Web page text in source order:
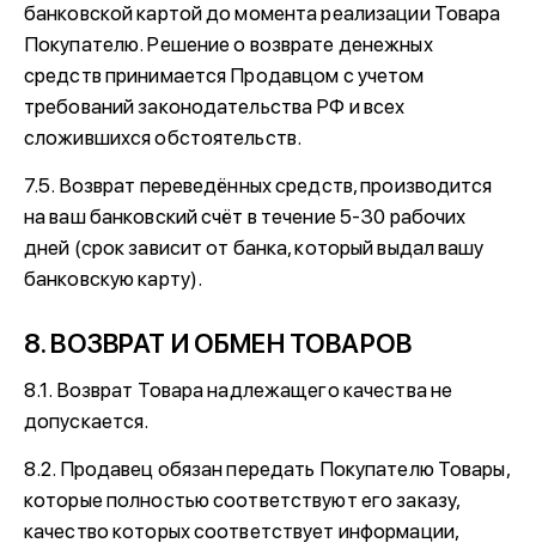
банковской картой до момента реализации Товара
Покупателю. Решение о возврате денежных
средств принимается Продавцом с учетом
требований законодательства РФ и всех
сложившихся обстоятельств.
7.5. Возврат переведённых средств, производится
на ваш банковский счёт в течение 5-30 рабочих
дней (срок зависит от банка, который выдал вашу
банковскую карту).
8. ВОЗВРАТ И ОБМЕН ТОВАРОВ
8.1. Возврат Товара надлежащего качества не
допускается.
8.2. Продавец обязан передать Покупателю Товары,
которые полностью соответствуют его заказу,
качество которых соответствует информации,